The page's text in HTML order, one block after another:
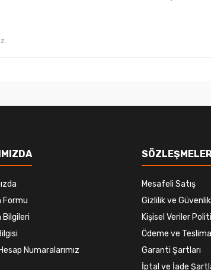
Formu
Numaralarımız
Mesafeli Satış
Gizlilik ve Güvenlik
Kişisel Veriler
Ödeme ve
Garanti Şartları
İptal ve İade